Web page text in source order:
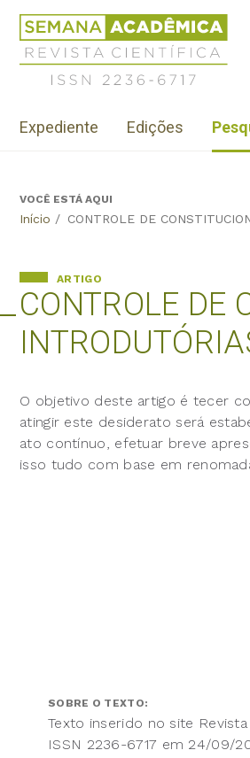
Jump
navigation
Revista
Científica
Semana
Acadêmica
2236-
Menu
institutional
Expediente Edições
BackVOCÊ ESTÁ AQUI
Início / CONTROLE DE
CONTROLE DE
ARTIGO
O objetivo deste artigo é tecer
atingir este desiderato será
ato contínuo, efetuar breve
isso tudo com base em
SOBRE O TEXTO:
Texto inserido no site
ISSN 2236-6717 em 24/09/